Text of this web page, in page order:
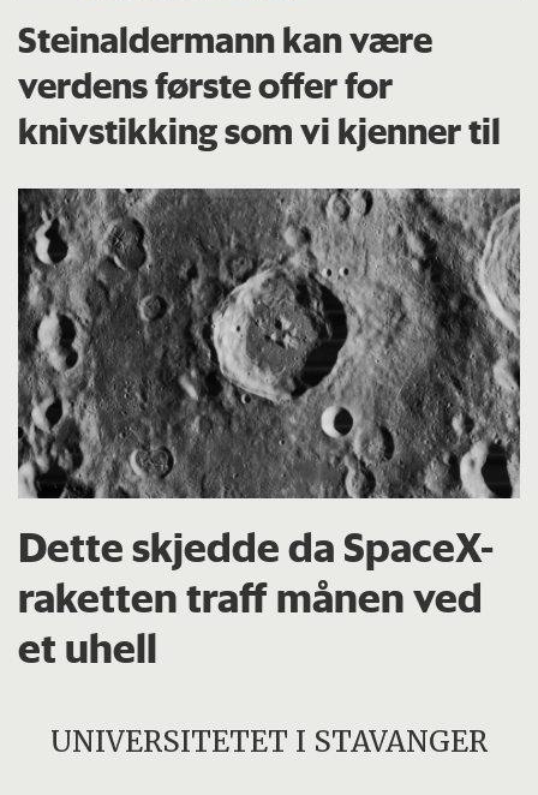
Steinaldermann kan være
verdens første offer for
knivstikking som vi kjenner til
Dette skjedde da SpaceX-
raketten traff månen ved
et uhell
UNIVERSITETET I STAVANGER